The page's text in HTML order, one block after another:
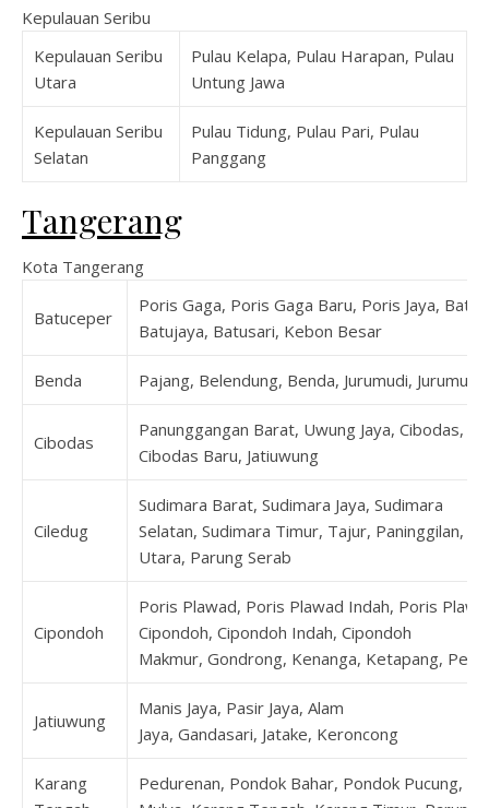
Kepulauan Seribu
Kepulauan Seribu
Utara
Pulau Kelapa, Pulau Harapan, Pulau
Untung Jawa
Kepulauan Seribu
Selatan
Pulau Tidung, Pulau Pari, Pulau
Panggang
Tangerang
Kota Tangerang
Batuceper
Poris Gaga, Poris Gaga Baru, Poris Jaya,
Batujaya, Batusari, Kebon Besar
Benda Pajang, Belendung, Benda, Jurumudi, Jurumudi
Cibodas
Panunggangan Barat, Uwung Jaya, Cibodas,
Cibodas Baru, Jatiuwung
Ciledug
Sudimara Barat, Sudimara Jaya, Sudimara
Selatan, Sudimara Timur, Tajur, Paninggilan,
Utara, Parung Serab
Cipondoh
Poris Plawad, Poris Plawad Indah, Poris
Cipondoh, Cipondoh Indah, Cipondoh
Makmur, Gondrong, Kenanga, Ketapang, Petir
Jatiuwung
Manis Jaya, Pasir Jaya, Alam
Jaya, Gandasari, Jatake, Keroncong
Karang
Pedurenan, Pondok Bahar, Pondok Pucung,